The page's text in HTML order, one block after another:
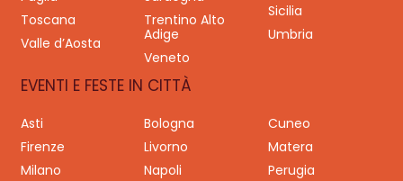
Sicilia
Toscana
Trentino Alto
Adige
Umbria
Valle d’Aosta
Veneto
EVENTI E FESTE IN CITTÀ
Asti Bologna
Cuneo
Firenze
Livorno
Matera
Milano
Napoli
Perugia